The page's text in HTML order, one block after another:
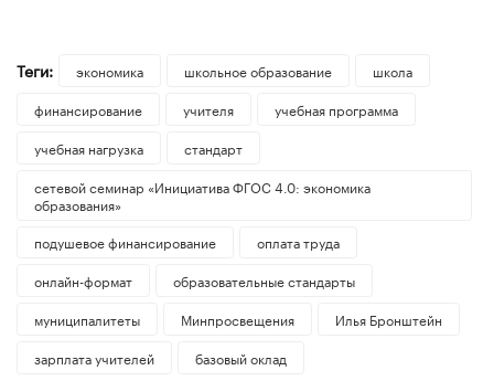
Теги: экономика школьное образование
школа
финансирование
учителя
учебная программа
учебная нагрузка
стандарт
сетевой семинар «Инициатива ФГОС 4.0: экономика
образования»
подушевое финансирование
оплата труда
онлайн-формат
образовательные стандарты
муниципалитеты
Минпросвещения
Илья Бронштейн
зарплата учителей
базовый оклад